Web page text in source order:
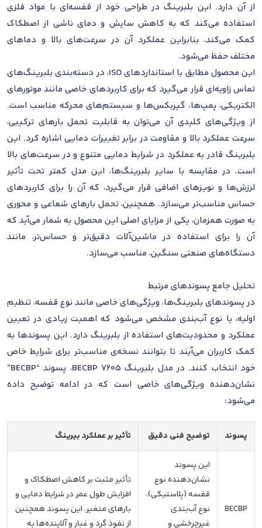
از آن دارد. این بلبرینگ در طراحی خود از قفسه‌ای با مواد فلزی
استفاده می‌کند که به کاهش سایش و دمای ناشی از اصطکاک
کمک می‌کند، بنابراین عملکرد آن در سرعت‌های بالا و دماهای
مختلف حفظ می‌شود.
این محصول مطابق با استانداردهای ISO، در دسته‌بندی بلبرینگ‌های
تماس زاویه‌ای قرار می‌گیرد که برای کاربردهای خاصی مانند موتورهای
الکتریکی، پمپ‌ها، گیربکس‌ها و سیستم‌های محرکه مناسب است.
از ویژگی‌های کلیدی آن می‌توان به قابلیت تحمل بارهای ترکیبی،
سرعت عملکرد بالا و مقاومت در برابر تغییرات دمایی اشاره کرد. این
بلبرینگ قادر به عملکرد در شرایط دمایی متنوع و در سرعت‌های بالا
است. در مقایسه با سایر بلبرینگ‌ها، این مدل کمتر تحت تأثیر
لرزش‌ها و نویزهای اضافی قرار می‌گیرد، که آن را برای کاربردهای
حساس مناسب‌تر می‌سازد. همچنین، تحمل بارهای شعاعی و محوری
به صورت همزمان، یکی از مزایای اصلی این محصول به شمار می‌آید که
آن را برای استفاده در ماشین‌آلات دقیق‌تر و حساس‌تر، مانند
دستگاه‌های صنعتی سنگین، مناسب می‌سازد.
تحلیل جامع پسوندهای مرتبط
در پسوندهای بلبرینگ‌ها، ویژگی‌های خاصی مانند نوع قفسه، تنظیم
اولیه، یا نوع آب‌بندی مشخص می‌شود که اهمیت زیادی در تعیین
عملکرد و محدودیت‌های استفاده از بلبرینگ دارد. این پسوندها به
کمک کاربران می‌آیند تا بتوانند نسخه‌ی مناسب‌تر برای شرایط خاص
خود انتخاب کنند. در مدل بلبرینگ 7205 BECBP، پسوند “BECBP”
نشان‌دهنده ویژگی‌های خاصی است که در ادامه توضیح داده
می‌شود:
پسوند توضیح فنی دقیق تأثیر بر عملکرد بیرینگ
BECBP
این پسوند
نشان‌دهنده نوع
قفسه (پلاستیکی)،
نوع آب‌بندی
غیر‌چرخشی و
تأثیر مثبت بر کاهش اصطکاک و
افزایش طول عمر در شرایط دمایی و
بارهای متغیر. این پسوند همچنین
از نفوذ گرد و غبار و آلاینده‌ها به